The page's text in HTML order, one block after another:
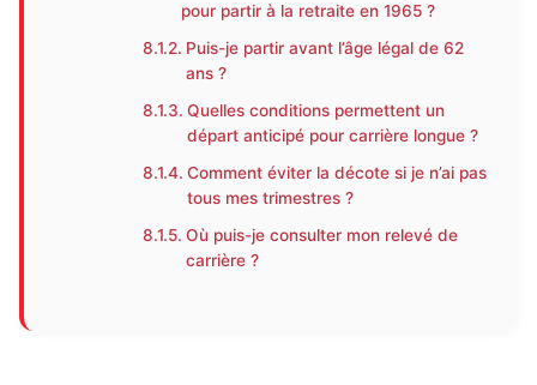
pour partir à la retraite en 1965 ?
Puis-je partir avant l’âge légal de 62
ans ?
Quelles conditions permettent un
départ anticipé pour carrière longue ?
Comment éviter la décote si je n’ai pas
tous mes trimestres ?
Où puis-je consulter mon relevé de
carrière ?